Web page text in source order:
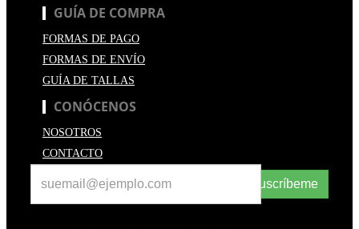
GUÍA DE COMPRA
FORMAS DE PAGO
FORMAS DE ENVÍO
GUÍA DE TALLAS
CONÓCENOS
NOSOTROS
CONTACTO
Suscríbeme